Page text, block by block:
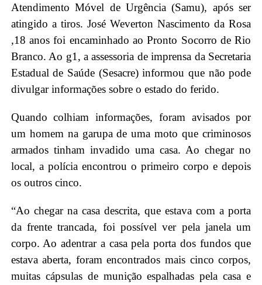
Atendimento Móvel de Urgência (Samu), após ser
atingido a tiros. José Weverton Nascimento da Rosa
,18 anos foi encaminhado ao Pronto Socorro de Rio
Branco. Ao g1, a assessoria de imprensa da Secretaria
Estadual de Saúde (Sesacre) informou que não pode
divulgar informações sobre o estado do ferido.
Quando colhiam informações, foram avisados por
um homem na garupa de uma moto que criminosos
armados tinham invadido uma casa. Ao chegar no
local, a polícia encontrou o primeiro corpo e depois
os outros cinco.
“Ao chegar na casa descrita, que estava com a porta
da frente trancada, foi possível ver pela janela um
corpo. Ao adentrar a casa pela porta dos fundos que
estava aberta, foram encontrados mais cinco corpos,
muitas cápsulas de munição espalhadas pela casa e